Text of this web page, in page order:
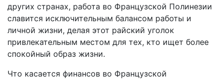
других странах, работа во Французской Полинезии
славится исключительным балансом работы и
личной жизни, делая этот райский уголок
привлекательным местом для тех, кто ищет более
спокойный образ жизни.
Что касается финансов во Французской